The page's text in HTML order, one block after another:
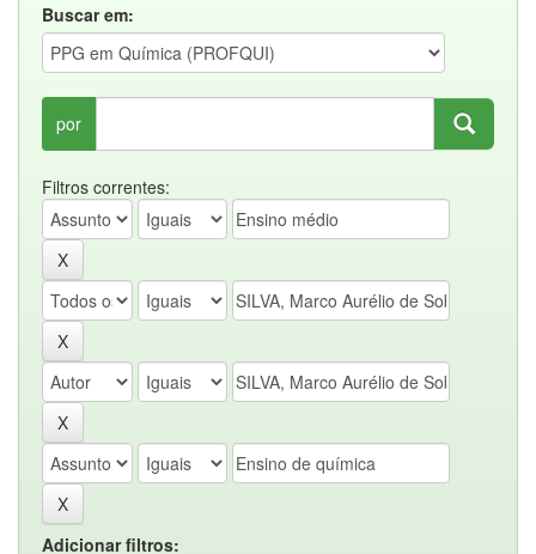
Buscar em:
por
Filtros correntes:
Adicionar filtros: